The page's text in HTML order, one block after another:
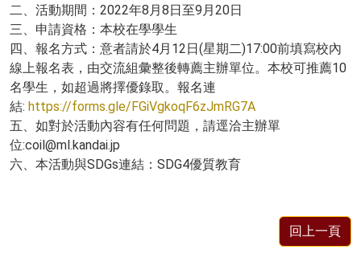
二、活動期間：2022年8月8日至9月20日
三、申請資格：本校在學學生
四、報名方式：意者請於4月12日(星期二)17:00前填寫校內
線上報名表，由交流組彙整後轉薦主辦單位。本校可推薦10
名學生，如超過將擇優錄取。報名連
結: https://forms.gle/FGiVgkoqF6zJmRG7A
五、如對於活動內容有任何問題，請逕洽主辦單
位:coil@ml.kandai.jp
六、本活動與SDGs連結：SDG4優質教育
回上一頁